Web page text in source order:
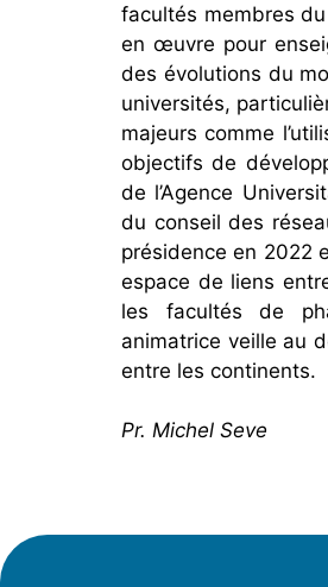
facultés membres
en œuvre pour
des évolutions du
universités,
majeurs comme
objectifs de
de l’Agence
du conseil des
présidence en 2022
espace de liens
les facultés de
animatrice veille au
entre les continents.
Pr. Michel Seve